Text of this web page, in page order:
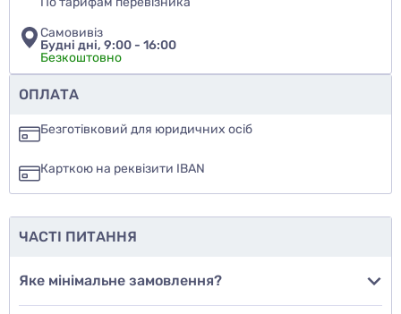
Чи рекомендуєте ви цей товар
так
ще не знаю
Самовивіз
Будні дні, 9:00 - 16:00
Безкоштовно
ОПЛАТА
Безготівковий для юридичних осіб
Карткою на реквізити IBAN
ЧАСТІ ПИТАННЯ
Яке мінімальне замовлення?